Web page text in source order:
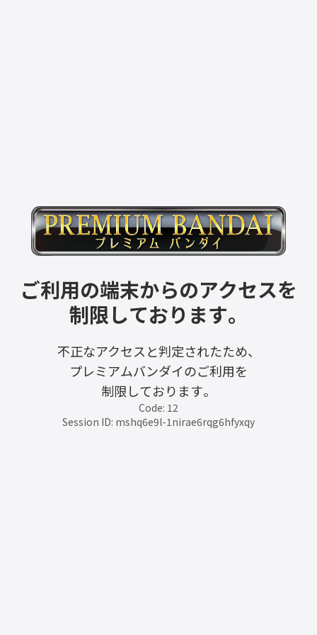
ご利用の端末からのアクセスを
制限しております。
不正なアクセスと判定されたため、
プレミアムバンダイのご利用を
制限しております。
Code: 12
Session ID: mshq6e9l-1nirae6rqg6hfyxqy